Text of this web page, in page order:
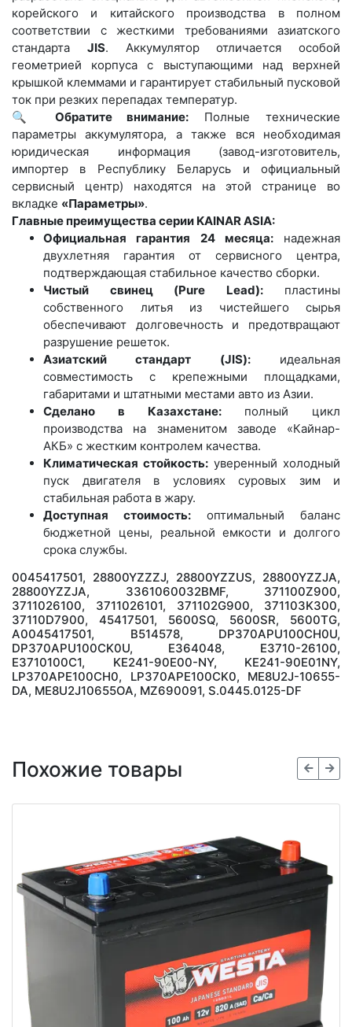
корейского и китайского производства в полном
соответствии с жесткими требованиями азиатского
стандарта JIS. Аккумулятор отличается особой
геометрией корпуса с выступающими над верхней
крышкой клеммами и гарантирует стабильный пусковой
ток при резких перепадах температур.
🔍 Обратите внимание: Полные технические
параметры аккумулятора, а также вся необходимая
юридическая информация (завод-изготовитель,
импортер в Республику Беларусь и официальный
сервисный центр) находятся на этой странице во
вкладке «Параметры».
Главные преимущества серии KAINAR ASIA:
Официальная гарантия 24 месяца:надежная
двухлетняя гарантия от сервисного центра,
подтверждающая стабильное качество сборки.
Чистый свинец (Pure Lead):пластины
собственного литья из чистейшего сырья
обеспечивают долговечность и предотвращают
разрушение решеток.
Азиатский стандарт (JIS):идеальная
совместимость с крепежными площадками,
габаритами и штатными местами авто из Азии.
Сделано в Казахстане:полный цикл
производства на знаменитом заводе «Кайнар-
АКБ» с жестким контролем качества.
Климатическая стойкость: уверенный холодный
пуск двигателя в условиях суровых зим и
стабильная работа в жару.
Доступная стоимость: оптимальный баланс
бюджетной цены, реальной емкости и долгого
срока службы.
0045417501, 28800YZZZJ, 28800YZZUS, 28800YZZJA,
28800YZZJA, 3361060032BMF, 371100Z900,
3711026100, 3711026101, 371102G900, 371103K300,
37110D7900, 45417501, 5600SQ, 5600SR, 5600TG,
A0045417501, B514578, DP370APU100CH0U,
DP370APU100CK0U, E364048, E3710-26100,
E3710100C1, KE241-90E00-NY, KE241-90E01NY,
LP370APE100CH0, LP370APE100CK0, ME8U2J-10655-
DA, ME8U2J10655OA, MZ690091, S.0445.0125-DF
Похожие товары